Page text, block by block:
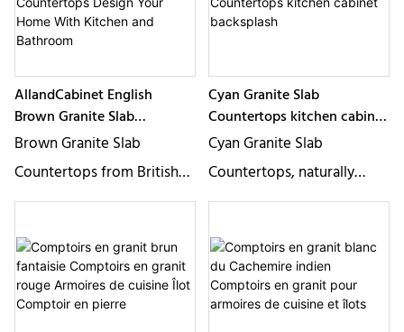
looking for Champagne
Granite Marble, please
contact us to get a free
sample!
mosaic, exterior
AllandCabinet English
Brown Granite Slab
Countertops Design Your
Home With Kitchen and
Bathroom
Brown Granite Slab
Countertops from British
mines, naturally formed
processed into flamed,
bush hammered, honed,
polished, etc. We provide
Cyan Granite Slab
Countertops kitchen cabinet
backsplash
Cyan Granite Slab
Countertops, naturally
formed brown surface, can
bush hammered, honed,
polished, etc. We provide
free samples, welcome to